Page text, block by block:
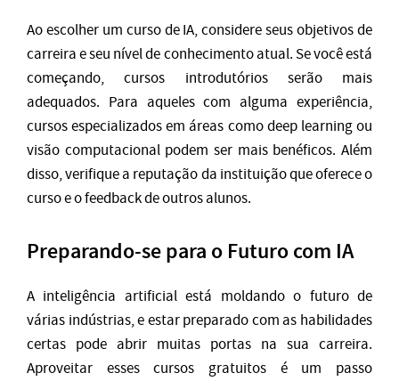
Ao escolher um curso de IA, considere seus objetivos de
carreira e seu nível de conhecimento atual. Se você está
começando, cursos introdutórios serão mais
adequados. Para aqueles com alguma experiência,
cursos especializados em áreas como deep learning ou
visão computacional podem ser mais benéficos. Além
disso, verifique a reputação da instituição que oferece o
curso e o feedback de outros alunos.
Preparando-se para o Futuro com IA
A inteligência artificial está moldando o futuro de
várias indústrias, e estar preparado com as habilidades
certas pode abrir muitas portas na sua carreira.
Aproveitar esses cursos gratuitos é um passo